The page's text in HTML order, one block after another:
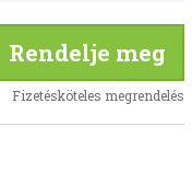
Rendelje meg
Fizetésköteles megrendelés